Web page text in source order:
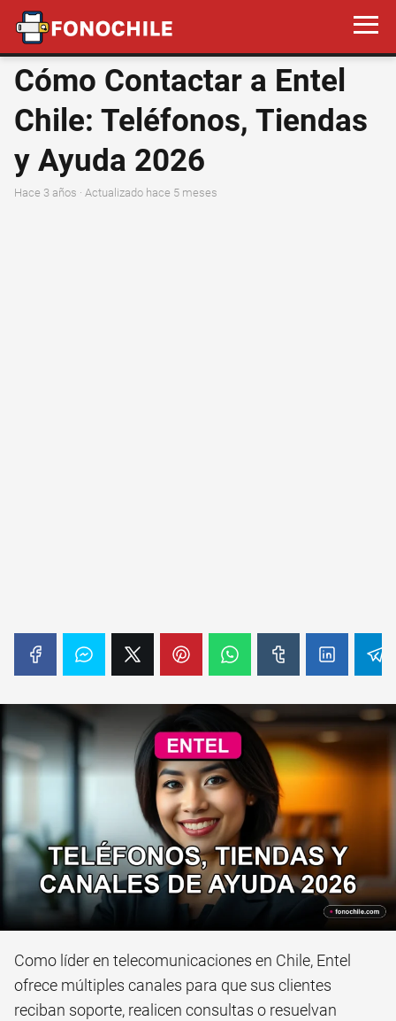
Cómo Contactar a Entel
Chile: Teléfonos, Tiendas
y Ayuda 2026
hace 3 años · Actualizado hace 5 meses
Como líder en telecomunicaciones en Chile, Entel
ofrece múltiples canales para que sus clientes
reciban soporte, realicen consultas o resuelvan